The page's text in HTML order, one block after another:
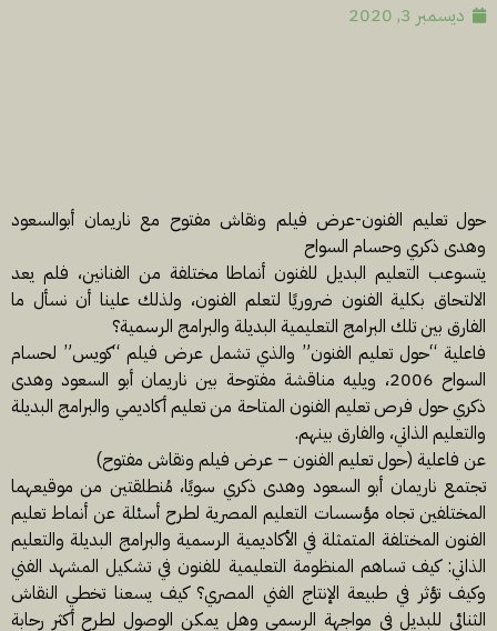
ديسمبر 3, 2020
حول تعليم الفنون-عرض فيلم ونقاش مفتوح مع ناريمان أبوالسعود
وهدى ذكري وحسام السواح
يتسوعب التعليم البديل للفنون أنماطا مختلفة من الفنانين، فلم يعد
الالتحاق بكلية الفنون ضروريًا لتعلم الفنون، ولذلك علينا أن نسأل ما
الفارق بين تلك البرامج التعليمية البديلة والبرامج الرسمية؟
فاعلية “حول تعليم الفنون” والذي تشمل عرض فيلم “كويس” لحسام
السواح 2006، ويليه مناقشة مفتوحة بين ناريمان أبو السعود وهدى
ذكري حول فرص تعليم الفنون المتاحة من تعليم أكاديمي والبرامج البديلة
والتعليم الذاتي، والفارق بينهم.
عن فاعلية (حول تعليم الفنون – عرض فيلم ونقاش مفتوح)
تجتمع ناريمان أبو السعود وهدى ذكري سويًا، مُنطلقتين من موقيعهما
المختلفين تجاه مؤسسات التعليم المصرية لطرح أسئلة عن أنماط تعليم
الفنون المختلفة المتمثلة في الأكاديمية الرسمية والبرامج البديلة والتعليم
الذاتي: كيف تساهم المنظومة التعليمية للفنون في تشكيل المشهد الفني
وكيف تؤثر في طبيعة الإنتاج الفني المصري؟ كيف يسعنا تخطي النقاش
الثنائي للبديل في مواجهة الرسمي وهل يمكن الوصول لطرح أكثر رحابة